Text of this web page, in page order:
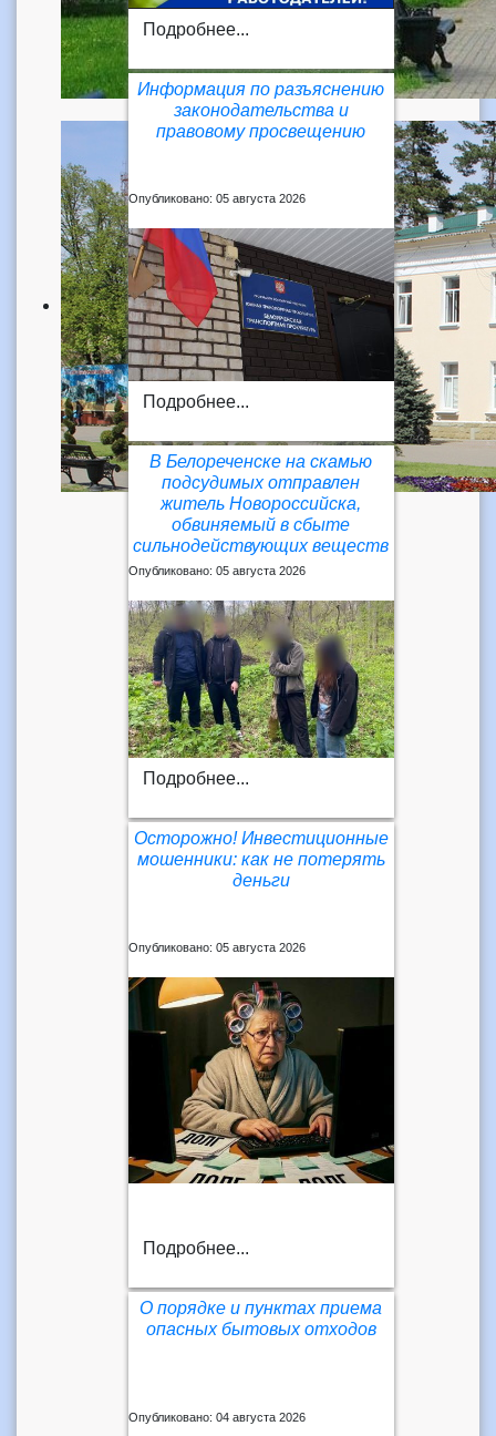
Подробнее...
Информация по разъяснению
законодательства и
правовому просвещению
Опубликовано: 05 августа 2026
Подробнее...
В Белореченске на скамью
подсудимых отправлен
житель Новороссийска,
обвиняемый в сбыте
сильнодействующих веществ
Опубликовано: 05 августа 2026
Подробнее...
Осторожно! Инвестиционные
мошенники: как не потерять
деньги
Опубликовано: 05 августа 2026
Подробнее...
О порядке и пунктах приема
опасных бытовых отходов
Опубликовано: 04 августа 2026